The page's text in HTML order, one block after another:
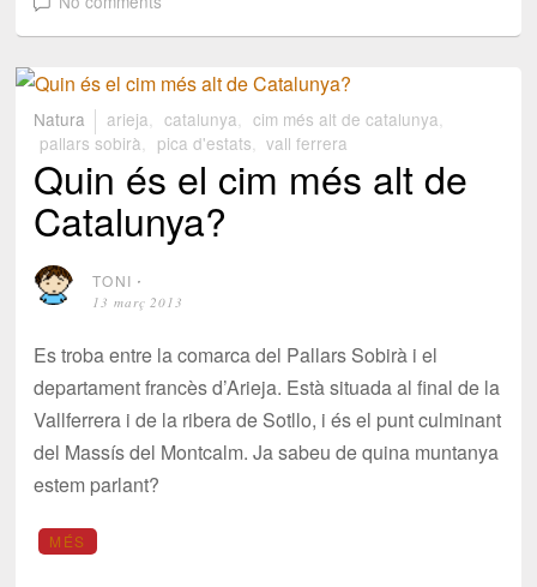
Natura arieja catalunya cim més alt de catalunya
pallars sobirà
pica d'estats vall ferrera
Quin és el cim més alt de
Catalunya?
TONI ⋅
13 març 2013
Es troba entre la comarca del Pallars Sobirà i el
departament francès d’Arieja. Està situada al final de la
Vallferrera i de la ribera de Sotllo, i és el punt culminant
del Massís del Montcalm. Ja sabeu de quina muntanya
estem parlant?
MÉS